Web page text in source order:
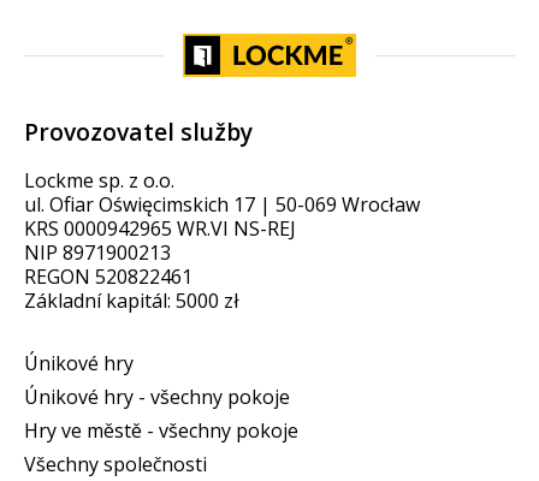
Provozovatel služby
Lockme sp. z o.o.
ul. Ofiar Oświęcimskich 17 | 50-069 Wrocław
KRS 0000942965 WR.VI NS-REJ
NIP 8971900213
REGON 520822461
Základní kapitál: 5000 zł
Únikové hry
Únikové hry - všechny pokoje
Hry ve městě - všechny pokoje
Všechny společnosti